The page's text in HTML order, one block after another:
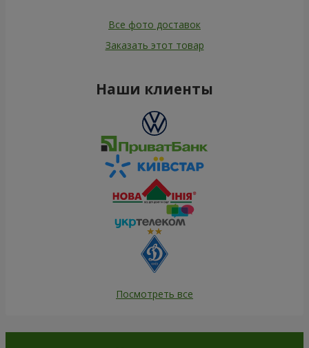
Все фото доставок
Заказать этот товар
Наши клиенты
Посмотреть все